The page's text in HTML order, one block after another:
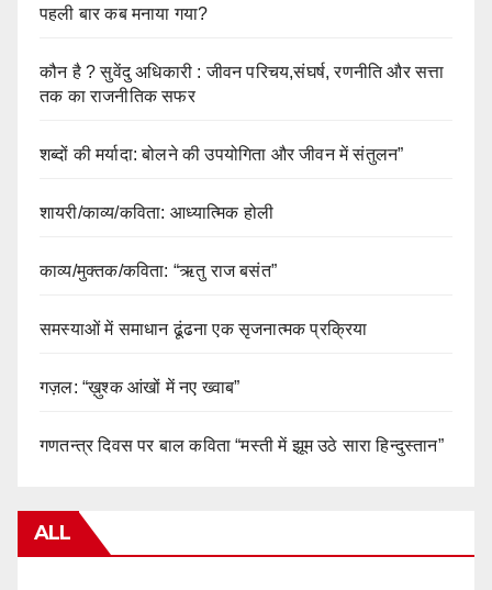
पहली बार कब मनाया गया?
कौन है ? सुवेंदु अधिकारी : जीवन परिचय,संघर्ष, रणनीति और सत्ता
तक का राजनीतिक सफर
शब्दों की मर्यादा: बोलने की उपयोगिता और जीवन में संतुलन”
शायरी/काव्य/कविता: आध्यात्मिक होली
काव्य/मुक्तक/कविता: “ऋतु राज बसंत”
समस्याओं में समाधान ढूंढना एक सृजनात्मक प्रक्रिया
गज़ल: “ख़ुश्क आंखों में नए ख्वाब”
गणतन्त्र दिवस पर बाल कविता “मस्ती में झूम उठे सारा हिन्दुस्तान”
ALL